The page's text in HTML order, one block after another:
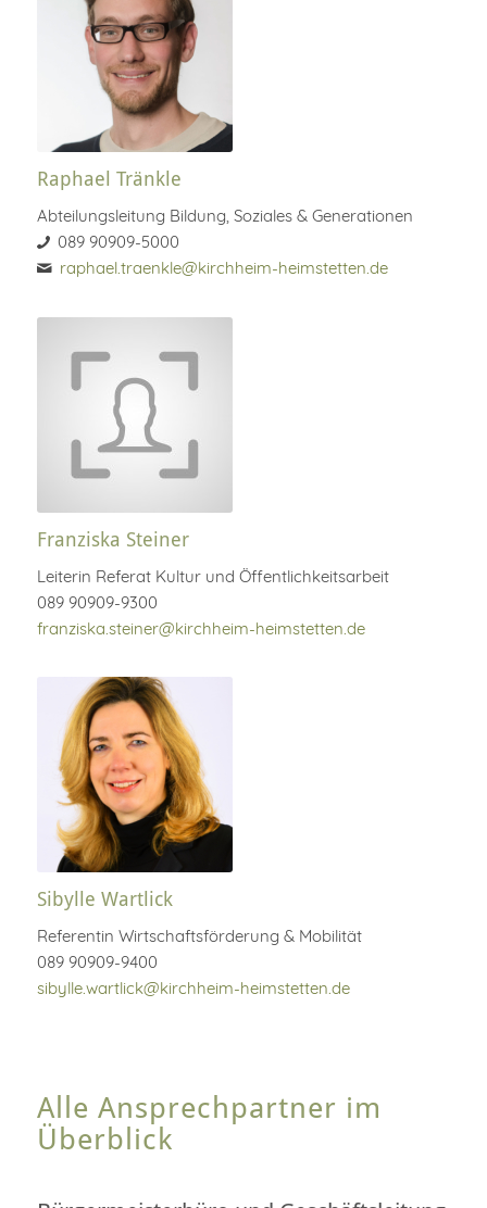
Raphael Tränkle
Abteilungsleitung Bildung, Soziales & Generationen
089 90909-5000
raphael.traenkle@kirchheim-heimstetten.de
Franziska Steiner
Leiterin Referat Kultur und Öffentlichkeitsarbeit
089 90909-9300
franziska.steiner@kirchheim-heimstetten.de
Sibylle Wartlick
Referentin Wirtschaftsförderung & Mobilität
089 90909-9400
sibylle.wartlick@kirchheim-heimstetten.de
Alle Ansprechpartner im
Überblick